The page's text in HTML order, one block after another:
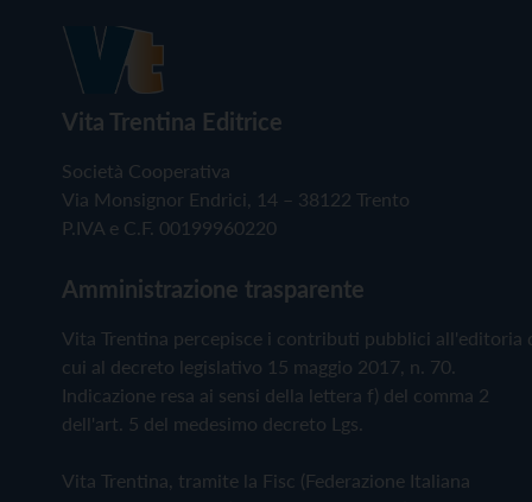
Vita Trentina Editrice
Società Cooperativa
Via Monsignor Endrici, 14 – 38122 Trento
P.IVA e C.F. 00199960220
Amministrazione trasparente
Vita Trentina percepisce i contributi pubblici all'editoria
cui al decreto legislativo 15 maggio 2017, n. 70.
Indicazione resa ai sensi della lettera f) del comma 2
dell'art. 5 del medesimo decreto Lgs.
Vita Trentina, tramite la Fisc (Federazione Italiana